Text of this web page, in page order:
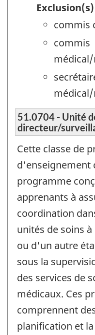
Exclusion(s)
commis
commis
médical/
médical/
51.0704 - Unité
directeur/
Cette classe de
d'enseignement
programme
apprenants à
coordination
unités de soins
ou d'un autre
sous la
des services de
médicaux. Ces
comprennent
planification et